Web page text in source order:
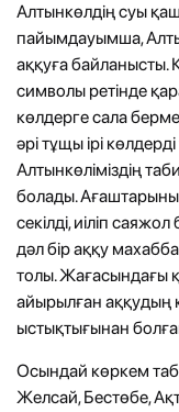
Алтынкөлдің суы
пайымдауымша,
аққуға байланысты.
символы ретінде
көлдерге сала
әрі тұщы ірі
Алтынкөліміздің
болады.
секілді, иіліп
дәл бір аққу
толы. Жағасындағы
айырылған аққудың
ыстықтығынан
Осындай көркем
Желсай, Бестөбе,